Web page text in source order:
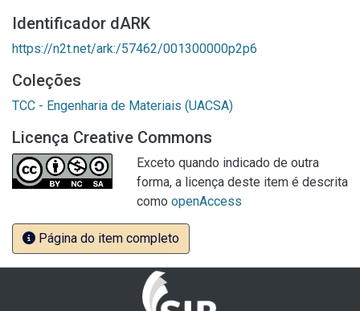
Identificador dARK
https://n2t.net/ark:/57462/001300000p2p6
Coleções
TCC - Engenharia de Materiais (UACSA)
Licença Creative Commons
Exceto quando indicado de outra
forma, a licença deste item é descrita
como openAccess
Página do item completo